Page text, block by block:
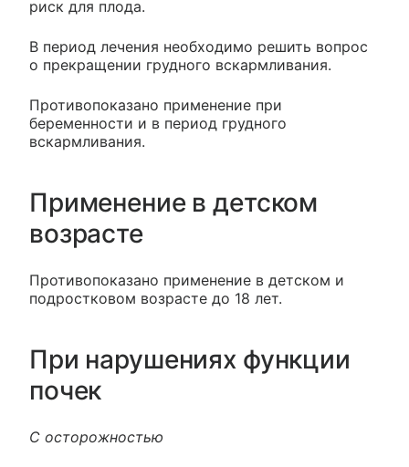
риск для плода.
В период лечения необходимо решить вопрос
о прекращении грудного вскармливания.
Противопоказано применение при
беременности и в период грудного
вскармливания.
Применение в детском
возрасте
Противопоказано применение в детском и
подростковом возрасте до 18 лет.
При нарушениях функции
почек
С осторожностью